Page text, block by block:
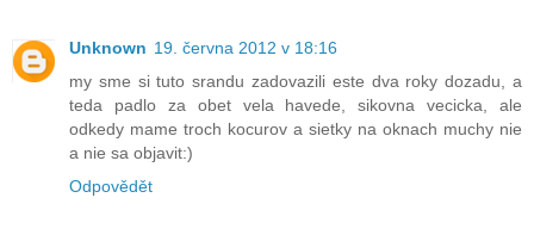
Unknown 19. června 2012 v 18:16
my sme si tuto srandu zadovazili este dva roky dozadu, a
teda padlo za obet vela havede, sikovna vecicka, ale
odkedy mame troch kocurov a sietky na oknach muchy nie
a nie sa objavit:)
Odpovědět